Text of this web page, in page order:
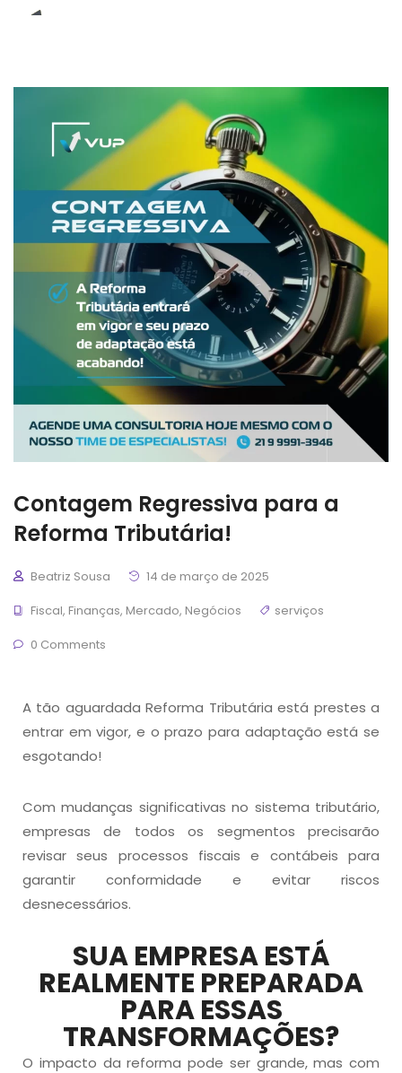
Contagem Regressiva para a
Reforma Tributária!
Beatriz Sousa
14 de março de 2025
Fiscal, Finanças, Mercado, Negócios
serviços
0 Comments
A tão aguardada Reforma Tributária está prestes a
entrar em vigor, e o prazo para adaptação está se
esgotando!
Com mudanças significativas no sistema tributário,
empresas de todos os segmentos precisarão
revisar seus processos fiscais e contábeis para
garantir conformidade e evitar riscos
desnecessários.
SUA EMPRESA ESTÁ
REALMENTE PREPARADA
PARA ESSAS
TRANSFORMAÇÕES?
O impacto da reforma pode ser grande, mas com